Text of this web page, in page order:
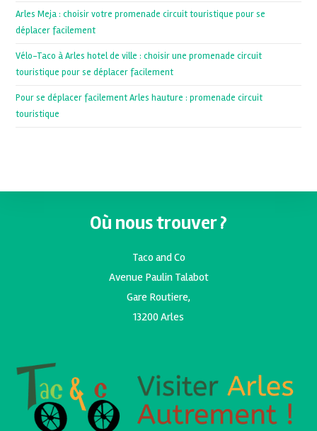
Arles Meja : choisir votre promenade circuit touristique pour se
déplacer facilement
Vélo-Taco à Arles hotel de ville : choisir une promenade circuit
touristique pour se déplacer facilement
Pour se déplacer facilement Arles hauture : promenade circuit
touristique
Où nous trouver ?
Taco and Co
Avenue Paulin Talabot
Gare Routiere,
13200 Arles